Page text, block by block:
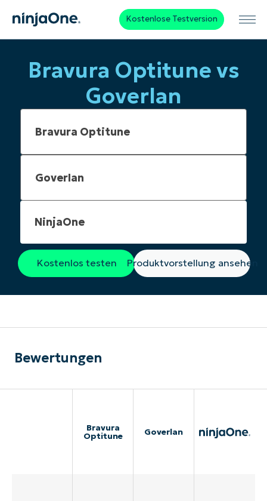
Kostenlose Testversion
Bravura Optitune vs
Goverlan
NinjaOne
Kostenlos testen Produktvorstellung ansehen
Bewertungen
Bravura
Optitune Goverlan